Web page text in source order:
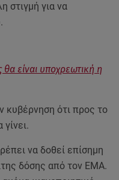
στιγμή για να
είναι υποχρεωτική η
κυβέρνηση ότι προς το
να δοθεί επίσημη
δόσης από τον ΕΜΑ.